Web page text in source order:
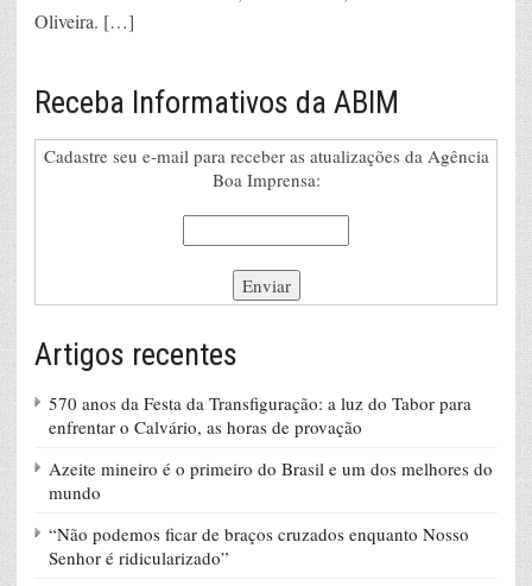
Oliveira. […]
Receba Informativos da ABIM
Cadastre seu e-mail para receber as atualizações da Agência
Boa Imprensa:
Artigos recentes
570 anos da Festa da Transfiguração: a luz do Tabor para
enfrentar o Calvário, as horas de provação
Azeite mineiro é o primeiro do Brasil e um dos melhores do
mundo
“Não podemos ficar de braços cruzados enquanto Nosso
Senhor é ridicularizado”